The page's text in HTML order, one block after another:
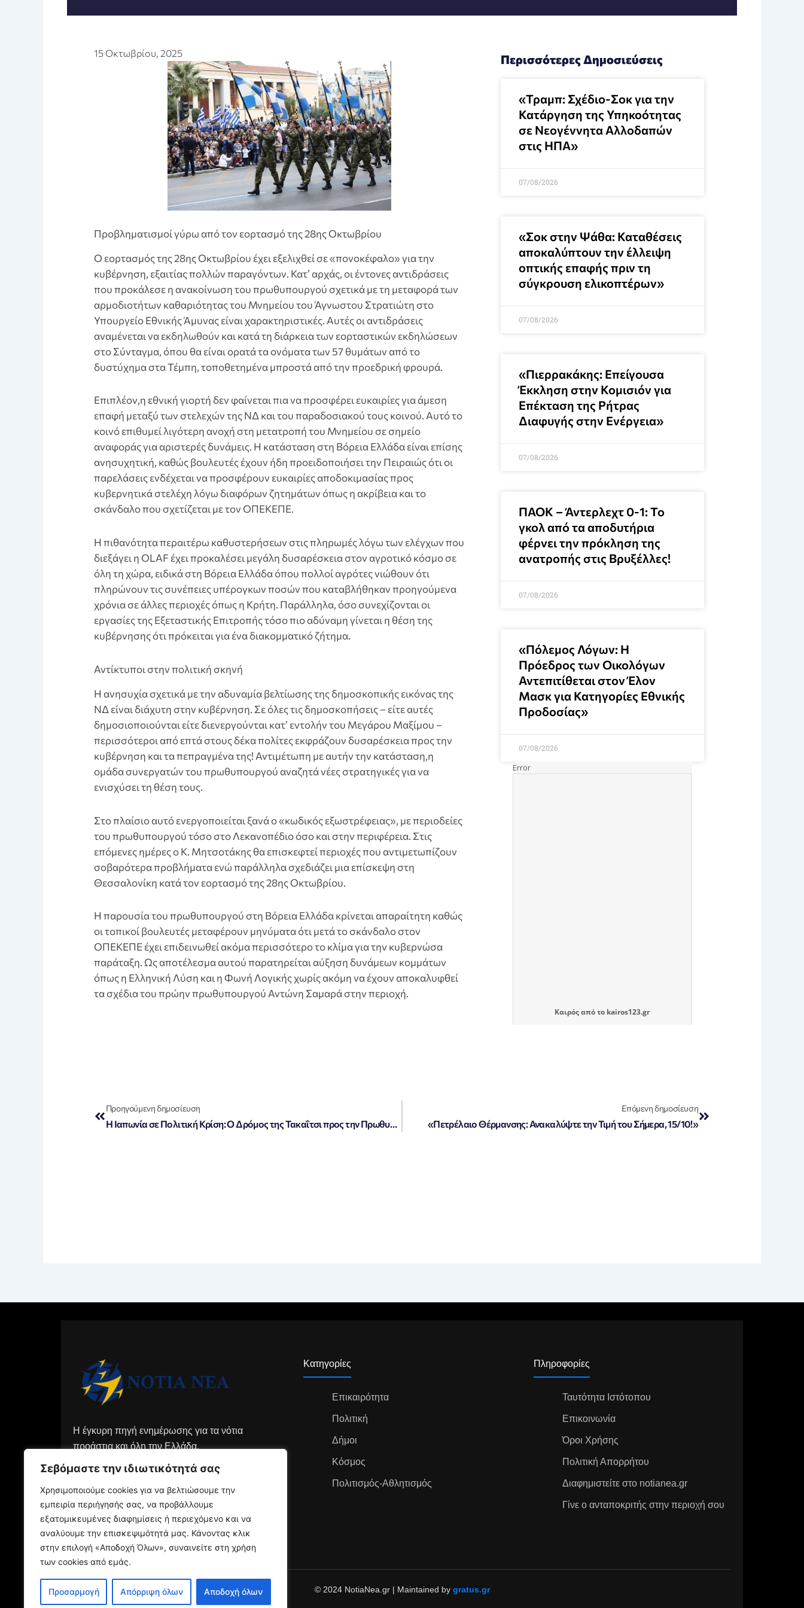
Σεβόμαστε την ιδιωτικότητά σας
Χρησιμοποιούμε cookies για να βελτιώσουμε την
εμπειρία περιήγησής σας, να προβάλλουμε
εξατομικευμένες διαφημίσεις ή περιεχόμενο και να
αναλύουμε την επισκεψιμότητά μας. Κάνοντας κλικ
στην επιλογή «Αποδοχή Όλων», συναινείτε στη χρήση
των cookies από εμάς.
Προσαρμογή Απόρριψη όλων Αποδοχή όλων
15 Οκτωβρίου, 2025
Προβληματισμοί γύρω από τον εορτασμό της 28ης Οκτωβρίου
Ο εορτασμός της 28ης Οκτωβρίου έχει εξελιχθεί σε «πονοκέφαλο» για την
κυβέρνηση, εξαιτίας πολλών παραγόντων. Κατ’ αρχάς, οι έντονες αντιδράσεις
που προκάλεσε η ανακοίνωση του πρωθυπουργού σχετικά με τη μεταφορά των
αρμοδιοτήτων καθαριότητας του Μνημείου του Άγνωστου Στρατιώτη στο
Υπουργείο Εθνικής Άμυνας είναι χαρακτηριστικές. Αυτές οι αντιδράσεις
αναμένεται να εκδηλωθούν και κατά τη διάρκεια των εορταστικών εκδηλώσεων
στο Σύνταγμα, όπου θα είναι ορατά τα ονόματα των 57 θυμάτων από το
δυστύχημα στα Τέμπη, τοποθετημένα μπροστά από την προεδρική φρουρά.
Επιπλέον,η εθνική γιορτή δεν φαίνεται πια να προσφέρει ευκαιρίες για άμεση
επαφή μεταξύ των στελεχών της ΝΔ και του παραδοσιακού τους κοινού. Αυτό το
κοινό επιθυμεί λιγότερη ανοχή στη μετατροπή του Μνημείου σε σημείο
αναφοράς για αριστερές δυνάμεις. Η κατάσταση στη Βόρεια Ελλάδα είναι επίσης
ανησυχητική, καθώς βουλευτές έχουν ήδη προειδοποιήσει την Πειραιώς ότι οι
παρελάσεις ενδέχεται να προσφέρουν ευκαιρίες αποδοκιμασίας προς
κυβερνητικά στελέχη λόγω διαφόρων ζητημάτων όπως η ακρίβεια και το
σκάνδαλο που σχετίζεται με τον ΟΠΕΚΕΠΕ.
Η πιθανότητα περαιτέρω καθυστερήσεων στις πληρωμές λόγω των ελέγχων που
διεξάγει η OLAF έχει προκαλέσει μεγάλη δυσαρέσκεια στον αγροτικό κόσμο σε
όλη τη χώρα, ειδικά στη Βόρεια Ελλάδα όπου πολλοί αγρότες νιώθουν ότι
πληρώνουν τις συνέπειες υπέρογκων ποσών που καταβλήθηκαν προηγούμενα
χρόνια σε άλλες περιοχές όπως η Κρήτη. Παράλληλα, όσο συνεχίζονται οι
εργασίες της Εξεταστικής Επιτροπής τόσο πιο αδύναμη γίνεται η θέση της
κυβέρνησης ότι πρόκειται για ένα διακομματικό ζήτημα.
Αντίκτυποι στην πολιτική σκηνή
Η ανησυχία σχετικά με την αδυναμία βελτίωσης της δημοσκοπικής εικόνας της
ΝΔ είναι διάχυτη στην κυβέρνηση. Σε όλες τις δημοσκοπήσεις – είτε αυτές
δημοσιοποιούνται είτε διενεργούνται κατ’ εντολήν του Μεγάρου Μαξίμου –
περισσότεροι από επτά στους δέκα πολίτες εκφράζουν δυσαρέσκεια προς την
κυβέρνηση και τα πεπραγμένα της! Αντιμέτωπη με αυτήν την κατάσταση,η
ομάδα συνεργατών του πρωθυπουργού αναζητά νέες στρατηγικές για να
ενισχύσει τη θέση τους.
Στο πλαίσιο αυτό ενεργοποιείται ξανά ο «κωδικός εξωστρέφειας», με περιοδείες
του πρωθυπουργού τόσο στο Λεκανοπέδιο όσο και στην περιφέρεια. Στις
επόμενες ημέρες ο Κ. Μητσοτάκης θα επισκεφτεί περιοχές που αντιμετωπίζουν
σοβαρότερα προβλήματα ενώ παράλληλα σχεδιάζει μια επίσκεψη στη
Θεσσαλονίκη κατά τον εορτασμό της 28ης Οκτωβρίου.
Η παρουσία του πρωθυπουργού στη Βόρεια Ελλάδα κρίνεται απαραίτητη καθώς
οι τοπικοί βουλευτές μεταφέρουν μηνύματα ότι μετά το σκάνδαλο στον
ΟΠΕΚΕΠΕ έχει επιδεινωθεί ακόμα περισσότερο το κλίμα για την κυβερνώσα
παράταξη. Ως αποτέλεσμα αυτού παρατηρείται αύξηση δυνάμεων κομμάτων
όπως η Ελληνική Λύση και η Φωνή Λογικής χωρίς ακόμη να έχουν αποκαλυφθεί
τα σχέδια του πρώην πρωθυπουργού Αντώνη Σαμαρά στην περιοχή.
Περισσότερες Δημοσιεύσεις
«Τραμπ: Σχέδιο-Σοκ για την
Κατάργηση της Υπηκοότητας
σε Νεογέννητα Αλλοδαπών
στις ΗΠΑ»
07/08/2026
«Σοκ στην Ψάθα: Καταθέσεις
αποκαλύπτουν την έλλειψη
οπτικής επαφής πριν τη
σύγκρουση ελικοπτέρων»
07/08/2026
«Πιερρακάκης: Επείγουσα
Έκκληση στην Κομισιόν για
Επέκταση της Ρήτρας
Διαφυγής στην Ενέργεια»
07/08/2026
ΠΑΟΚ – Άντερλεχτ 0-1: Το
γκολ από τα αποδυτήρια
φέρνει την πρόκληση της
ανατροπής στις Βρυξέλλες!
07/08/2026
«Πόλεμος Λόγων: Η
Πρόεδρος των Οικολόγων
Αντεπιτίθεται στον Έλον
Μασκ για Κατηγορίες Εθνικής
Προδοσίας»
07/08/2026
Καιρόςαπό το kairos123.gr
Προηγούμενη δημοσίευση
Η Ιαπωνία σε Πολιτική Κρίση: Ο Δρόμος της Τακαΐτσι προς την Πρωθυπουργία Στενεύει!
Επόμενη δημοσίευση
«Πετρέλαιο Θέρμανσης: Ανακαλύψτε την Τιμή του Σήμερα, 15/10!»
Η έγκυρη πηγή ενημέρωσης για τα νότια
προάστια και όλη την Ελλάδα.
Κατηγορίες
Επικαιρότητα
Πολιτική
Δήμοι
Κόσμος
Πολιτισμός-Αθλητισμός
Πληροφορίες
Ταυτότητα Ιστότοπου
Επικοινωνία
Όροι Χρήσης
Πολιτική Απορρήτου
Διαφημιστείτε στο notianea.gr
Γίνε ο ανταποκριτής στην περιοχή σου
© 2024 NotiaNea.gr | Maintained by gratus.gr